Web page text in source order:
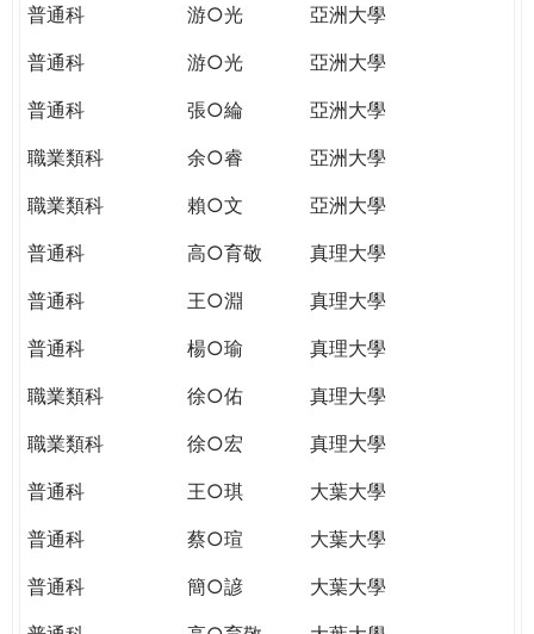
普通科
游○光
亞洲大學
普通科
游○光
亞洲大學
普通科
張○綸
亞洲大學
職業類科
余○睿
亞洲大學
職業類科
賴○文
亞洲大學
普通科
高○育敬
真理大學
普通科
王○淵
真理大學
普通科
楊○瑜
真理大學
職業類科
徐○佑
真理大學
職業類科
徐○宏
真理大學
普通科
王○琪
大葉大學
普通科
蔡○瑄
大葉大學
普通科
簡○諺
大葉大學